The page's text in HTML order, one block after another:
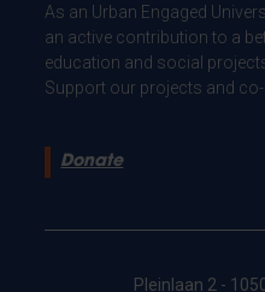
As an Urban Engaged
an active contribution to a
education and social
Support our projects and co-
Donate
Pleinlaan 2 -